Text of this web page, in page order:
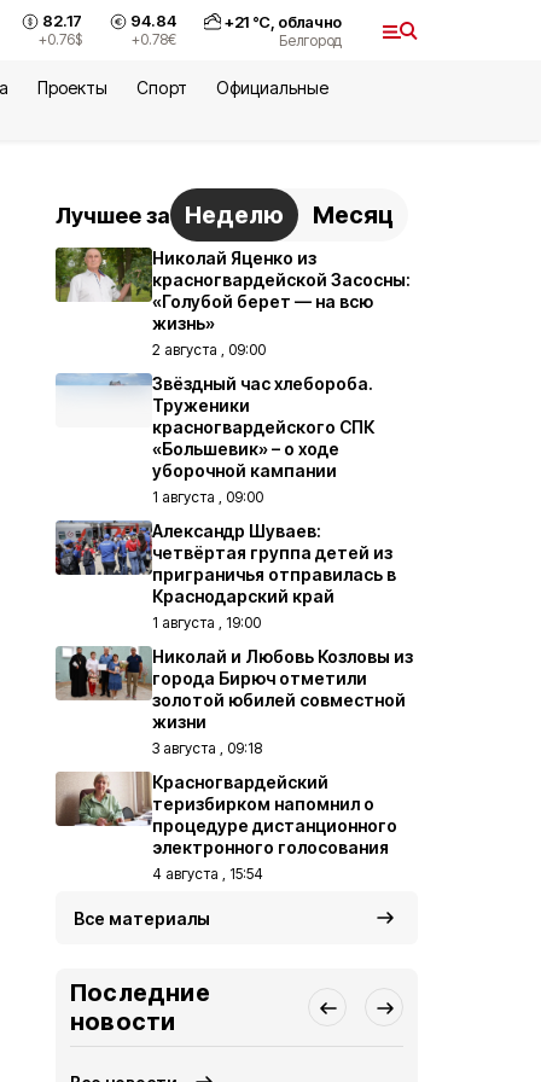
82.17
+0.76$
94.84
+0.78€
+21°С, облачно
Белгород
Проекты Спорт
Официальные
Лучшее за Неделю Месяц
Николай Яценко из
красногвардейской Засосны:
«Голубой берет — на всю
жизнь»
2 августа , 09:00
Звёздный час хлебороба.
Труженики
красногвардейского СПК
«Большевик» – о ходе
уборочной кампании
1 августа , 09:00
Александр Шуваев:
четвёртая группа детей из
приграничья отправилась в
Краснодарский край
1 августа , 19:00
Николай и Любовь Козловы из
города Бирюч отметили
золотой юбилей совместной
жизни
3 августа , 09:18
Красногвардейский
теризбирком напомнил о
процедуре дистанционного
электронного голосования
4 августа , 15:54
Все материалы
Последние
новости